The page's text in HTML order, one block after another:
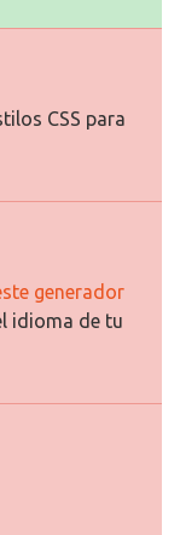
CSS para
generador
idioma de tu